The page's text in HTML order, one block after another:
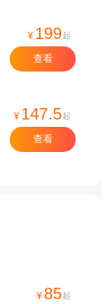
¥ 199起
查看
¥ 147.5起
查看
¥ 85起